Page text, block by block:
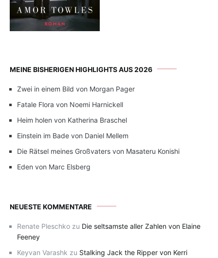
MEINE BISHERIGEN HIGHLIGHTS AUS 2026
Zwei in einem Bild von Morgan Pager
Fatale Flora von Noemi Harnickell
Heim holen von Katherina Braschel
Einstein im Bade von Daniel Mellem
Die Rätsel meines Großvaters von Masateru Konishi
Eden von Marc Elsberg
NEUESTE KOMMENTARE
Renate Pleschko zu Die seltsamste aller Zahlen von Elaine
Feeney
Keyvan Varashk zu Stalking Jack the Ripper von Kerri